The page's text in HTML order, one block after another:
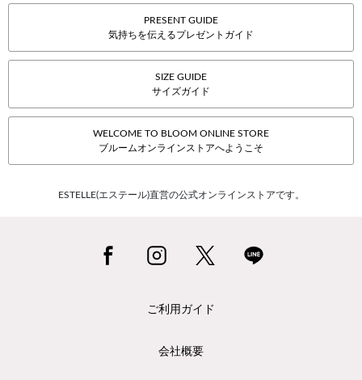
PRESENT GUIDE
気持ちを伝えるプレゼントガイド
SIZE GUIDE
サイズガイド
WELCOME TO BLOOM ONLINE STORE
ブルームオンラインストアへようこそ
ESTELLE(エステール)直営の公式オンラインストアです。
ご利用ガイド
会社概要